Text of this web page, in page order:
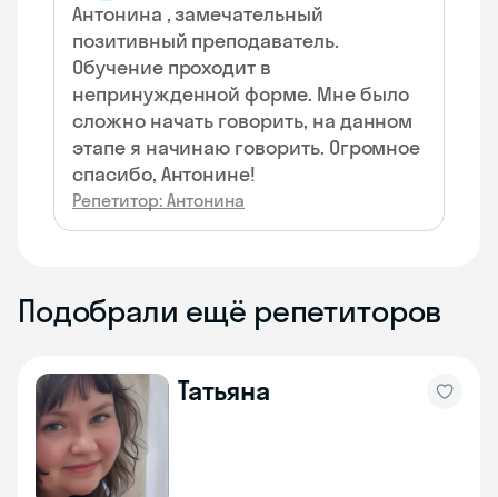
Антонина , замечательный
позитивный преподаватель.
Обучение проходит в
непринужденной форме. Мне было
сложно начать говорить, на данном
этапе я начинаю говорить. Огромное
спасибо, Антонине!
Репетитор: Антонина
Подобрали ещё репетиторов
Татьяна